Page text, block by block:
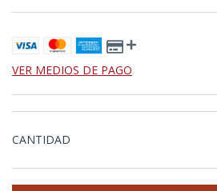
VER MEDIOS DE PAGO
CANTIDAD